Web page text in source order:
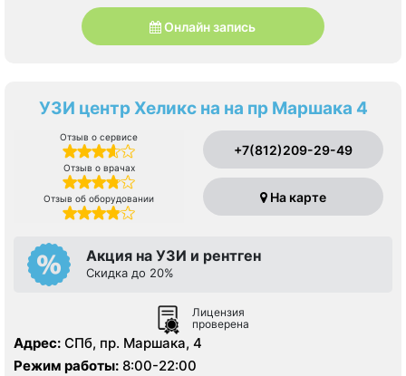
Онлайн запись
УЗИ центр Хеликс на на пр Маршака 4
Отзыв о сервисе
Отзыв о врачах
Отзыв об оборудовании
+7(812)209-29-49
На карте
Акция на УЗИ и рентген
Скидка до 20%
Лицензия
проверена
Адрес: СПб, пр. Маршака, 4
Режим работы: 8:00-22:00